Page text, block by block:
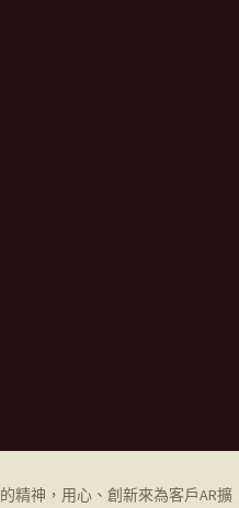
精神，用心、創新來為客戶AR擴